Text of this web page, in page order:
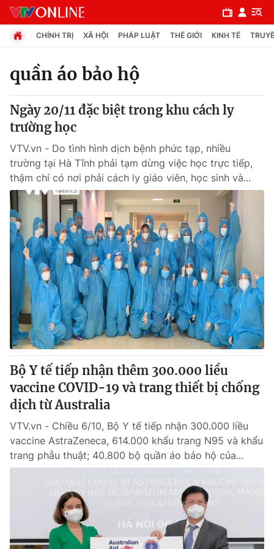
Chuyên mục
Chính trị
Xã hội
Pháp luật
Y tế
Thế giới
Tin tức
Thế giới đó đây
Câu chuyện quốc tế
Kinh tế
Tài chính
Thị trường
Góc doanh nghiệp
Dữ liệu và đời sống
Truyền hình
Phim VTV
Hậu trường
Nhân vật
Khán giả
Giải sao mai
Giải trí
Điện ảnh
Âm nhạc
Đời sống
Du lịch
Chất lượng cuộc sống
Tuyển sinh
Học trực tuyến
Công nghệ
Hitech Công nghệ tương lai
CHÍNH TRỊ XÃ HỘI PHÁP LUẬT THẾ GIỚI KINH TẾ
quần áo bảo hộ
Ngày 20/11 đặc biệt trong khu cách ly
trường học
VTV.vn - Do tình hình dịch bệnh phức tạp, nhiều
trường tại Hà Tĩnh phải tạm dừng việc học trực tiếp,
thậm chí có nơi phải cách ly giáo viên, học sinh và...
Bộ Y tế tiếp nhận thêm 300.000 liều
vaccine COVID-19 và trang thiết bị chống
dịch từ Australia
VTV.vn - Chiều 6/10, Bộ Y tế tiếp nhận 300.000 liều
vaccine AstraZeneca, 614.000 khẩu trang N95 và khẩu
trang phẫu thuật; 40.800 bộ quần áo bảo hộ của...